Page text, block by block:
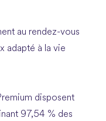
au rendez-vous
adapté à la vie
disposent
97,54 % des